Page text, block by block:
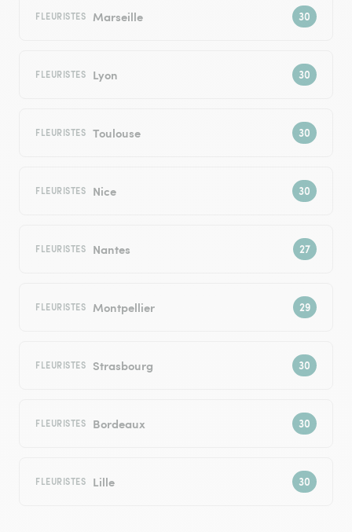
FLEURISTES Marseille
FLEURISTES Lyon
FLEURISTES Toulouse
FLEURISTES Nice
FLEURISTES Nantes
FLEURISTES Montpellier
FLEURISTES Strasbourg
FLEURISTES Bordeaux
FLEURISTES Lille